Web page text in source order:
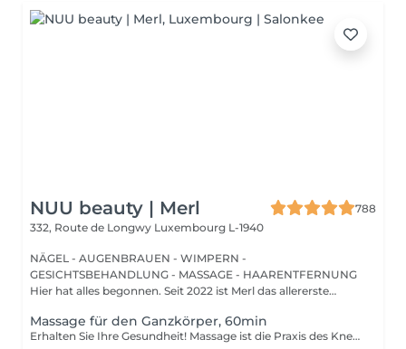
NUU beauty | Merl
788
332, Route de Longwy Luxembourg L-1940
NÄGEL - AUGENBRAUEN - WIMPERN -
GESICHTSBEHANDLUNG - MASSAGE - HAARENTFERNUNG
Hier hat alles begonnen. Seit 2022 ist Merl das allererste
Massage für den Ganzkörper, 60min
Erhalten Sie Ihre Gesundheit! Massage ist die Praxis des Knetens oder Bearbeitens der Muskeln und anderer Weichteile einer Person, um Stress zu reduzieren, Muskelschmerzen zu lindern, die Entspannung zu fördern und die Funktion des Immunsystems zu verbessern. Vorteile einer Ganzkörpermassage für die Gesundheit: - reduziert Stress - entspannend - verbessert die Durchblutung - verbessert das Immunsystem des Körpers Wie wird eine Ganzkörpermassage durchgeführt? - Kopf und Nacken werden massiert - Schultern und Rücken werden massiert - Hände und Arme werden massiert - Füße und Beine werden massiert - der Bauch wird massiert Altersbeschränkungen: es gibt keine Altersbeschränkungen für dieses Verfahren. Empfehlungen nach dem Eingriff: nach dem Eingriff 2-3 Stunden keinen Sport und plötzliche Bewegungen machen. Frequenz: 1-2 Mal pro Woche, insgesamt 10 Mal. Wiederholen Sie den Eingriff alle 3-6 Monate.